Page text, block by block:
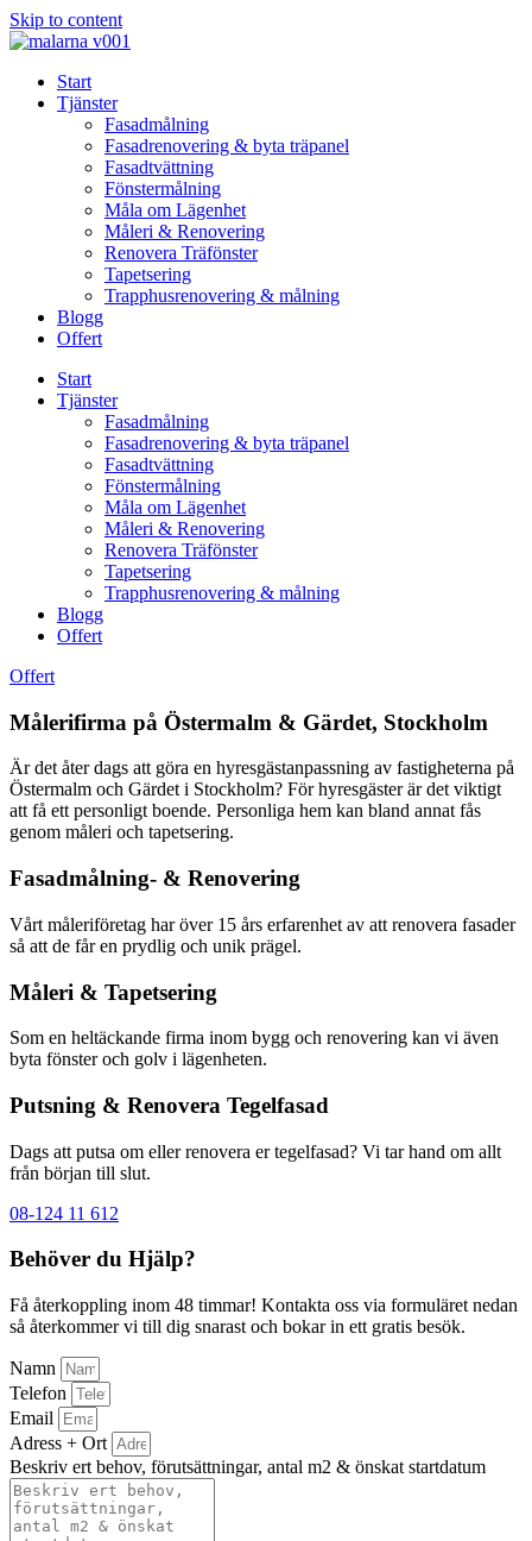
Skip to content
Start
Tjänster
Fasadmålning
Fasadrenovering & byta träpanel
Fasadtvättning
Fönstermålning
Måla om Lägenhet
Måleri & Renovering
Renovera Träfönster
Tapetsering
Trapphusrenovering & målning
Blogg
Offert
Start
Tjänster
Fasadmålning
Fasadrenovering & byta träpanel
Fasadtvättning
Fönstermålning
Måla om Lägenhet
Måleri & Renovering
Renovera Träfönster
Tapetsering
Trapphusrenovering & målning
Blogg
Offert
Offert
Målerifirma på Östermalm & Gärdet, Stockholm
Är det åter dags att göra en hyresgästanpassning av fastigheterna på
Östermalm och Gärdet i Stockholm? För hyresgäster är det viktigt
att få ett personligt boende. Personliga hem kan bland annat fås
genom måleri och tapetsering.
Fasadmålning- & Renovering
Vårt måleriföretag har över 15 års erfarenhet av att renovera fasader
så att de får en prydlig och unik prägel.
Måleri & Tapetsering
Som en heltäckande firma inom bygg och renovering kan vi även
byta fönster och golv i lägenheten.
Putsning & Renovera Tegelfasad
Dags att putsa om eller renovera er tegelfasad? Vi tar hand om allt
från början till slut.
08-124 11 612
Behöver du Hjälp?
Få återkoppling inom 48 timmar! Kontakta oss via formuläret nedan
så återkommer vi till dig snarast och bokar in ett gratis besök.
Namn
Telefon
Email
Adress + Ort
Beskriv ert behov, förutsättningar, antal m2 & önskat startdatum